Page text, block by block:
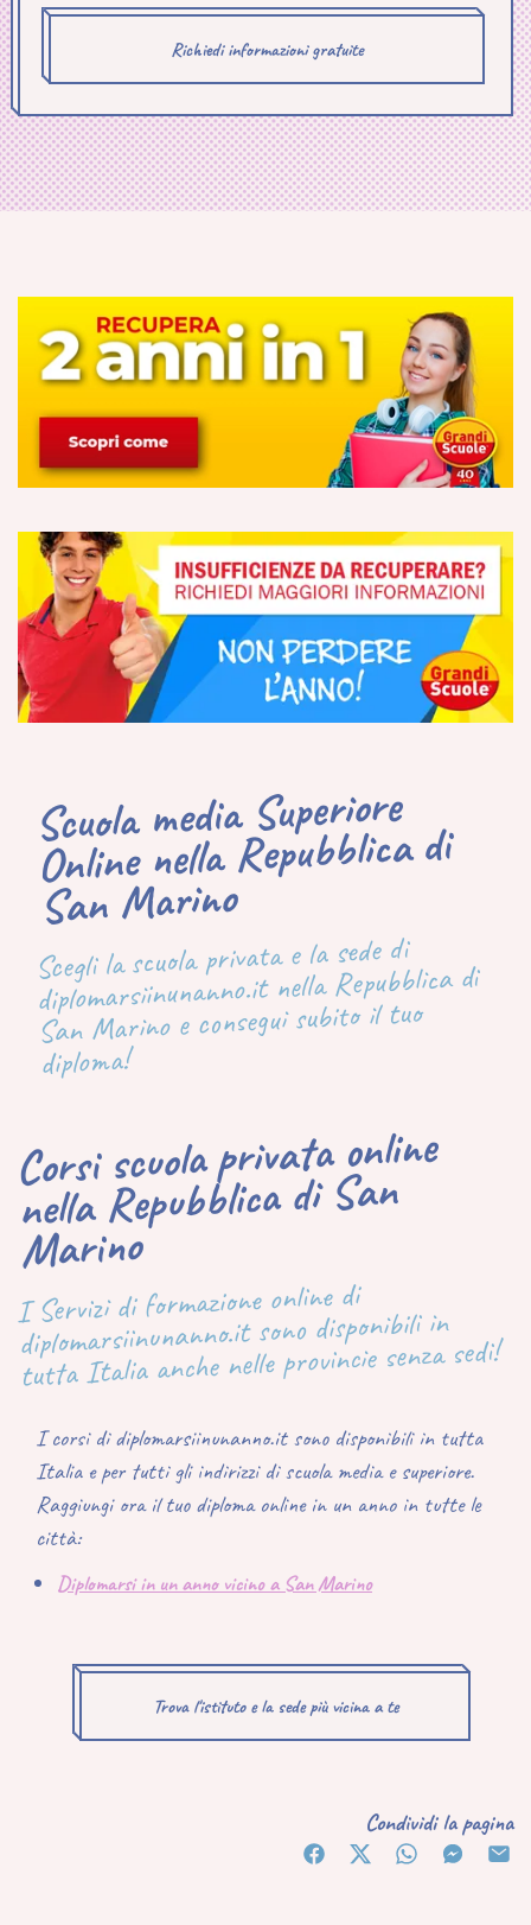
Scuola media Superiore
Online nella Repubblica di
San Marino
Scegli la scuola privata e la sede di
diplomarsiinunanno.it nella Repubblica di
San Marino e consegui subito il tuo
diploma!
Corsi scuola privata online
nella Repubblica di San
Marino
I Servizi di formazione online di
diplomarsiinunanno.it sono disponibili in
tutta Italia anche nelle provincie senza sedi!
I corsi di diplomarsiinunanno.it sono disponibili in tutta
Italia e per tutti gli indirizzi di scuola media e superiore.
Raggiungi ora il tuo diploma online in un anno in tutte le
città:
Diplomarsi in un anno vicino a San Marino
Trova l'istituto e la sede più vicina a te
Condividi la pagina